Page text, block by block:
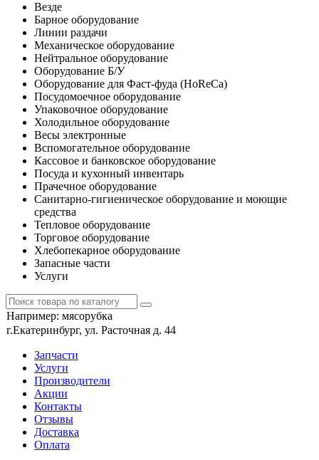
Везде
Барное оборудование
Линии раздачи
Механическое оборудование
Нейтральное оборудование
Оборудование Б/У
Оборудование для Фаст-фуда (HoReCa)
Посудомоечное оборудование
Упаковочное оборудование
Холодильное оборудование
Весы электронные
Вспомогательное оборудование
Кассовое и банковское оборудование
Посуда и кухонный инвентарь
Прачечное оборудование
Санитарно-гигиеническое оборудование и моющие
средства
Тепловое оборудование
Торговое оборудование
Хлебопекарное оборудование
Запасные части
Услуги
Например: мясорубка
г.Екатеринбург, ул. Расточная д. 44
Запчасти
Услуги
Производители
Акции
Контакты
Отзывы
Доставка
Оплата